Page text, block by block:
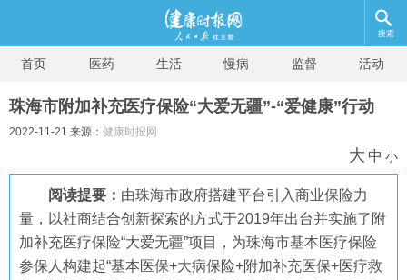
搜索
首页 医药 生活 慢病 监督 活动
珠海市附加补充医疗保险“大爱无疆”-“爱健康”行动
2022-11-21 来源： 健康时报网
大 中 小
阅读提要： 由珠海市政府搭建平台引入商业保险力
量，以社商结合创新探索的方式于2019年出台并实施了附
加补充医疗保险“大爱无疆”项目，为珠海市基本医疗保险
参保人构建起“基本医保+大病保险+附加补充医保+医疗救